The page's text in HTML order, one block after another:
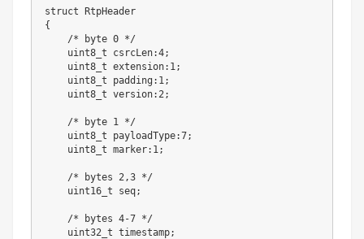
struct RtpHeader
{
/* byte 0 */
uint8_t csrcLen:4;
uint8_t extension: 1 ;
uint8_t padding : 1 ;
uint8_t version: 2 ;
/* byte 1 */
uint8_t payloadType:7;
uint8_t marker: 1 ;
/* bytes 2,3 */
uint16_t seq;
/* bytes 4-7 */
uint32_t timestamp;